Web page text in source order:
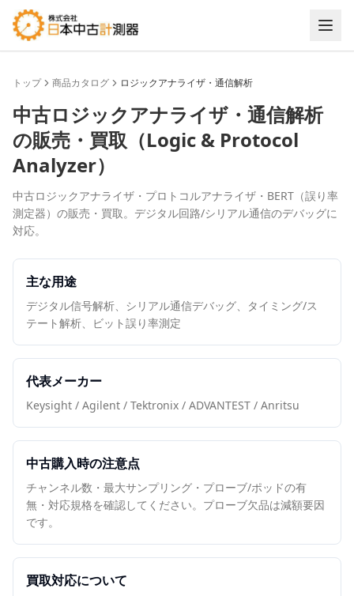
トップ 商品カタログ ロジックアナライザ・通信解析
中古ロジックアナライザ・通信解析
の販売・買取（Logic & Protocol
Analyzer）
中古ロジックアナライザ・プロトコルアナライザ・BERT（誤り率
測定器）の販売・買取。デジタル回路/シリアル通信のデバッグに
対応。
主な用途
デジタル信号解析、シリアル通信デバッグ、タイミング/ス
テート解析、ビット誤り率測定
代表メーカー
Keysight / Agilent / Tektronix / ADVANTEST / Anritsu
中古購入時の注意点
チャンネル数・最大サンプリング・プローブ/ポッドの有
無・対応規格を確認してください。プローブ欠品は減額要因
です。
買取対応について